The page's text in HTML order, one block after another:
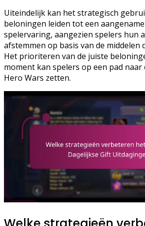
Uiteindelijk kan het strategisch
beloningen leiden tot een
spelervaring, aangezien spelers hun
afstemmen op basis van de middelen
Het prioriteren van de juiste
moment kan spelers op een pad
Hero Wars zetten.